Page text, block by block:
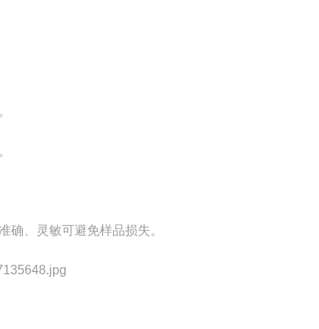
、灵敏可避免样品损失。